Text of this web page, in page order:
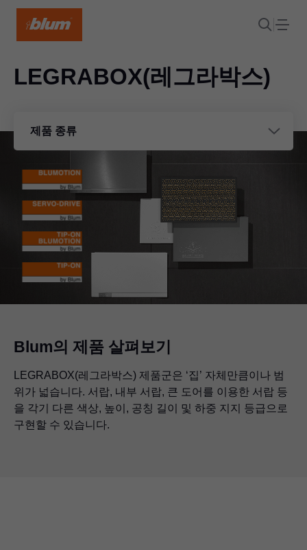
제품 종류
LEGRABOX(레그라박스)
Blum의 제품 살펴보기
LEGRABOX(레그라박스) 제품군은 ‘집’ 자체만큼이나 범
위가 넓습니다. 서랍, 내부 서랍, 큰 도어를 이용한 서랍 등
을 각기 다른 색상, 높이, 공칭 길이 및 하중 지지 등급으로
구현할 수 있습니다.